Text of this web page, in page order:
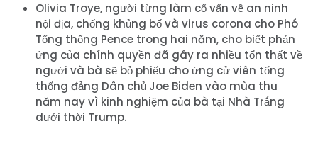
Olivia Troye, người từng làm cố vấn về an ninh
nội địa, chống khủng bố và virus corona cho Phó
Tổng thống Pence trong hai năm, cho biết phản
ứng của chính quyền đã gây ra nhiều tổn thất về
người và bà sẽ bỏ phiếu cho ứng cử viên tổng
thống đảng Dân chủ Joe Biden vào mùa thu
năm nay vì kinh nghiệm của bà tại Nhà Trắng
dưới thời Trump.